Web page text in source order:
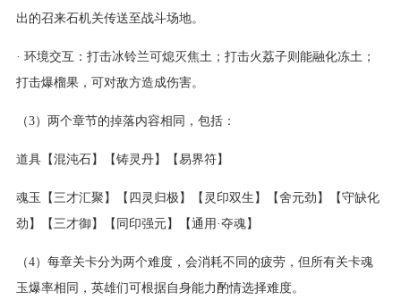
出的召来石机关传送至战斗场地。
· 环境交互：打击冰铃兰可熄灭焦土；打击火荔子则能融化冻土；
打击爆榴果，可对敌方造成伤害。
（3）两个章节的掉落内容相同，包括：
道具【混沌石】【铸灵丹】【易界符】
魂玉【三才汇聚】【四灵归极】【灵印双生】【舍元劲】【守缺化
劲】【三才御】【同印强元】【通用·夺魂】
（4）每章关卡分为两个难度，会消耗不同的疲劳，但所有关卡魂
玉爆率相同，英雄们可根据自身能力酌情选择难度。